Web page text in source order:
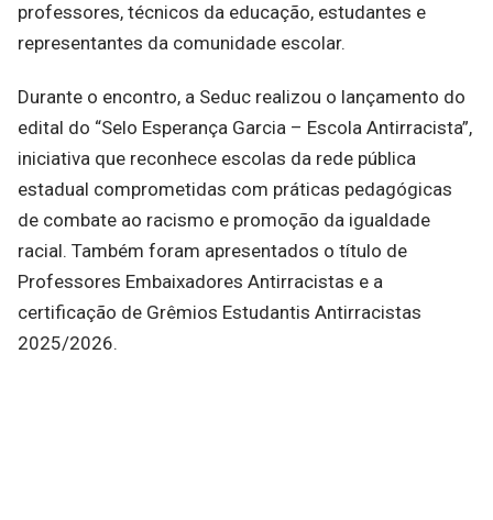
professores, técnicos da educação, estudantes e
representantes da comunidade escolar.
Durante o encontro, a Seduc realizou o lançamento do
edital do “Selo Esperança Garcia – Escola Antirracista”,
iniciativa que reconhece escolas da rede pública
estadual comprometidas com práticas pedagógicas
de combate ao racismo e promoção da igualdade
racial. Também foram apresentados o título de
Professores Embaixadores Antirracistas e a
certificação de Grêmios Estudantis Antirracistas
2025/2026.